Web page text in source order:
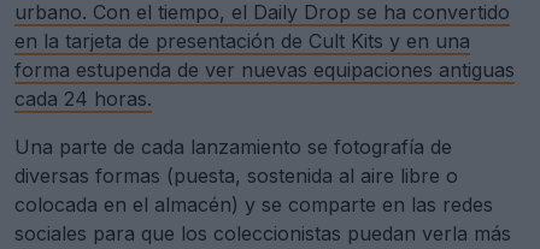
urbano. Con el tiempo, el Daily Drop se ha convertido
en la tarjeta de presentación de Cult Kits y en una
forma estupenda de ver nuevas equipaciones antiguas
cada 24 horas.
Una parte de cada lanzamiento se fotografía de
diversas formas (puesta, sostenida al aire libre o
colocada en el almacén) y se comparte en las redes
sociales para que los coleccionistas puedan verla más